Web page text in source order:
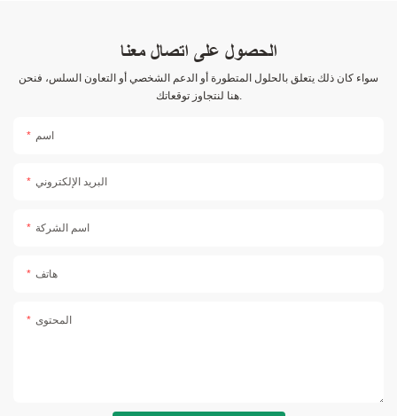
الحصول على اتصال معنا
سواء كان ذلك يتعلق بالحلول المتطورة أو الدعم الشخصي أو التعاون السلس، فنحن
هنا لنتجاوز توقعاتك.
اسم
البريد الإلكتروني
اسم الشركة
هاتف
المحتوى